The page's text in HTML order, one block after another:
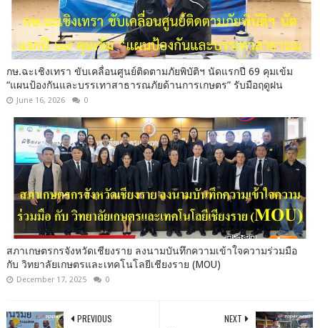
กษ.ฉะเชิงเทรา ขับเคลื่อนศูนย์ติดตามภัยพิบัติฯ นัดแรกปี 69 คุมเข้ม
“แผนป้องกันและบรรเทาสาธารณภัยด้านการเกษตร” รับมือฤดูฝน
June 16, 2026 0
สภาเกษตรกรจังหวัดเชียงราย ลงนามบันทึกความเข้าใจความร่วมมือ
กับ วิทยาลัยเกษตรและเทคโนโลยีเชียงราย (MOU)
December 17, 2025 0
NEXT
PREVIOUS